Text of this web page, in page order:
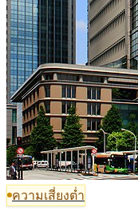
ความเสี่ยงต่ำ